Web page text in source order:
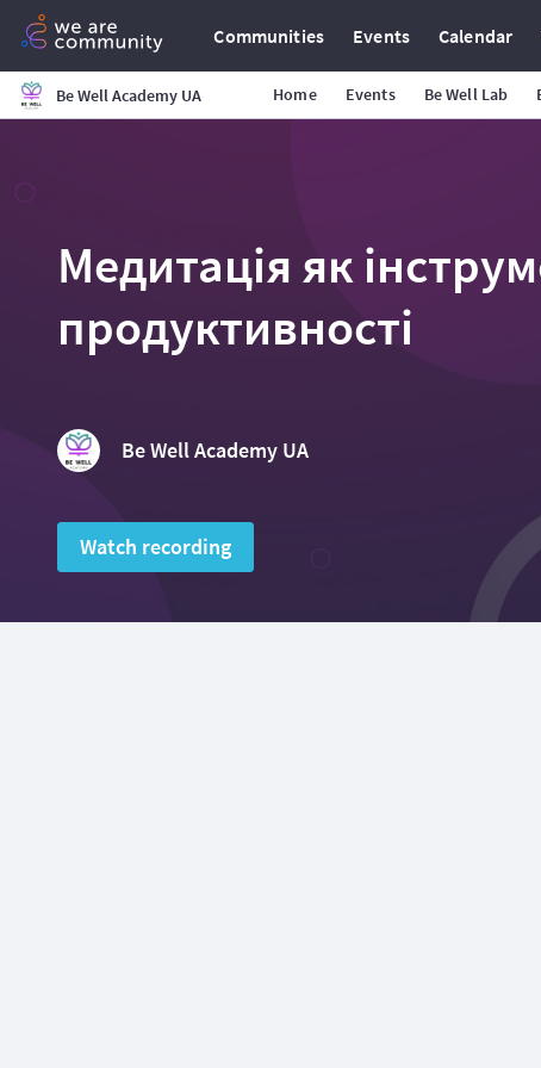
Communities Events Calendar
Be Well Academy UA Home Events Be Well Lab
Медитація як
продуктивності
Be Well Academy UA
Watch recording